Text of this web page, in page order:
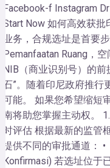
Facebook-f Instagram
Start Now 如何高效获
业务，合规选址是首要
Pemanfaatan Ruang，
NIB（商业识别号）的
石”。随着印尼政府推行
可能。 如果您希望缩短
南将助您掌握主动权。
时评估 根据最新的监管
提供不同的审批通道：
Konfirmasi) 若选址位于